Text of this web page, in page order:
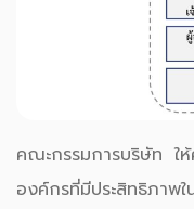
คณะกรรมการบริษัท ใ
องค์กรที่มีประสิทธิภาพ